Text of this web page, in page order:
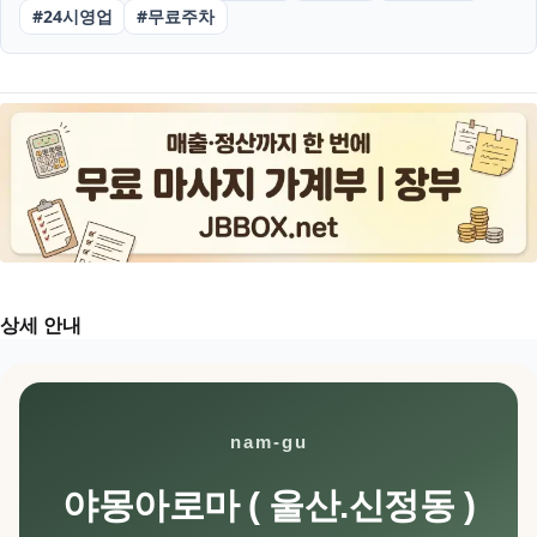
#24시영업 #무료주차
상세 안내
nam-gu
야몽아로마 ( 울산.신정동 )